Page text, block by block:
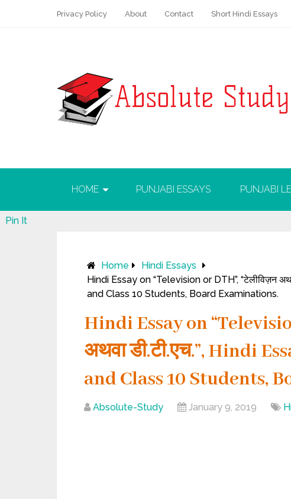
Privacy Policy About Contact Short Hindi Essays
HOME PUNJABI ESSAYS PUNJABI
Home
Hindi Essays
Hindi Essay on “Television or DTH”, “टेलीविज़न
and Class 10 Students, Board Examinations.
Hindi Essay on
अथवा डी.टी.एच.”, Hindi
and Class 10 Students,
Absolute-Study January 9, 2019
Pin It